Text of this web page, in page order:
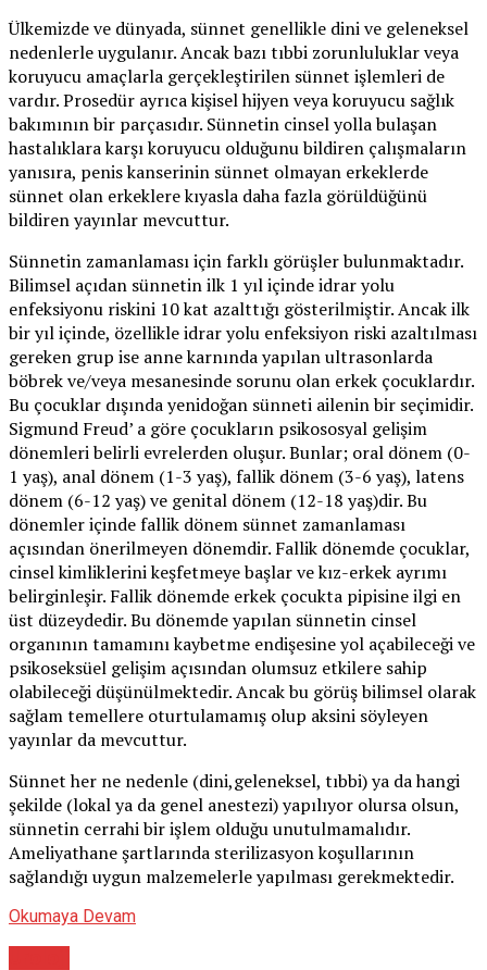
Ülkemizde ve dünyada, sünnet genellikle dini ve geleneksel
nedenlerle uygulanır. Ancak bazı tıbbi zorunluluklar veya
koruyucu amaçlarla gerçekleştirilen sünnet işlemleri de
vardır. Prosedür ayrıca kişisel hijyen veya koruyucu sağlık
bakımının bir parçasıdır. Sünnetin cinsel yolla bulaşan
hastalıklara karşı koruyucu olduğunu bildiren çalışmaların
yanısıra, penis kanserinin sünnet olmayan erkeklerde
sünnet olan erkeklere kıyasla daha fazla görüldüğünü
bildiren yayınlar mevcuttur.
Sünnetin zamanlaması için farklı görüşler bulunmaktadır.
Bilimsel açıdan sünnetin ilk 1 yıl içinde idrar yolu
enfeksiyonu riskini 10 kat azalttığı gösterilmiştir. Ancak ilk
bir yıl içinde, özellikle idrar yolu enfeksiyon riski azaltılması
gereken grup ise anne karnında yapılan ultrasonlarda
böbrek ve/veya mesanesinde sorunu olan erkek çocuklardır.
Bu çocuklar dışında yenidoğan sünneti ailenin bir seçimidir.
Sigmund Freud’ a göre çocukların psikososyal gelişim
dönemleri belirli evrelerden oluşur. Bunlar; oral dönem (0-
1 yaş), anal dönem (1-3 yaş), fallik dönem (3-6 yaş), latens
dönem (6-12 yaş) ve genital dönem (12-18 yaş)dir. Bu
dönemler içinde fallik dönem sünnet zamanlaması
açısından önerilmeyen dönemdir. Fallik dönemde çocuklar,
cinsel kimliklerini keşfetmeye başlar ve kız-erkek ayrımı
belirginleşir. Fallik dönemde erkek çocukta pipisine ilgi en
üst düzeydedir. Bu dönemde yapılan sünnetin cinsel
organının tamamını kaybetme endişesine yol açabileceği ve
psikoseksüel gelişim açısından olumsuz etkilere sahip
olabileceği düşünülmektedir. Ancak bu görüş bilimsel olarak
sağlam temellere oturtulamamış olup aksini söyleyen
yayınlar da mevcuttur.
Sünnet her ne nedenle (dini,geleneksel, tıbbi) ya da hangi
şekilde (lokal ya da genel anestezi) yapılıyor olursa olsun,
sünnetin cerrahi bir işlem olduğu unutulmamalıdır.
Ameliyathane şartlarında sterilizasyon koşullarının
sağlandığı uygun malzemelerle yapılması gerekmektedir.
Okumaya Devam